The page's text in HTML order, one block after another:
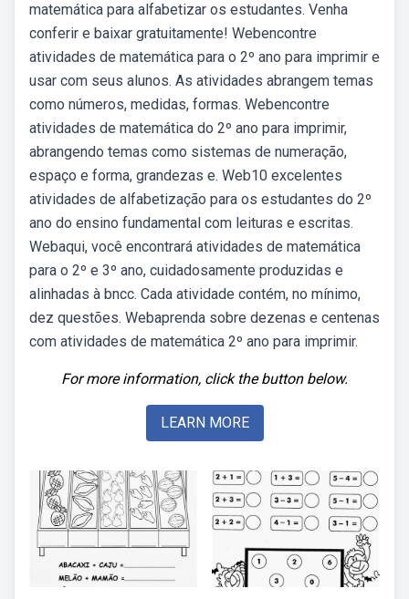
matemática para alfabetizar os estudantes. Venha
conferir e baixar gratuitamente! Webencontre
atividades de matemática para o 2º ano para imprimir e
usar com seus alunos. As atividades abrangem temas
como números, medidas, formas. Webencontre
atividades de matemática do 2º ano para imprimir,
abrangendo temas como sistemas de numeração,
espaço e forma, grandezas e. Web10 excelentes
atividades de alfabetização para os estudantes do 2º
ano do ensino fundamental com leituras e escritas.
Webaqui, você encontrará atividades de matemática
para o 2º e 3º ano, cuidadosamente produzidas e
alinhadas à bncc. Cada atividade contém, no mínimo,
dez questões. Webaprenda sobre dezenas e centenas
com atividades de matemática 2º ano para imprimir.
For more information, click the button below.
LEARN MORE